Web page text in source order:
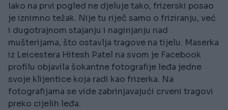
Iako na prvi pogled ne djeluje tako, frizerski posao
je iznimno težak. Nije tu riječ samo o friziranju, već
i dugotrajnom stajanju i naginjanju nad
mušterijama, što ostavlja tragove na tijelu. Maserka
iz Leicestera Hitesh Patel na svom je Facebook
profilu objavila šokantne fotografije leđa jedne
svoje klijentice koja radi kao frizerka. Na
fotografijama se vide zabrinjavajući crveni tragovi
preko cijelih leđa.